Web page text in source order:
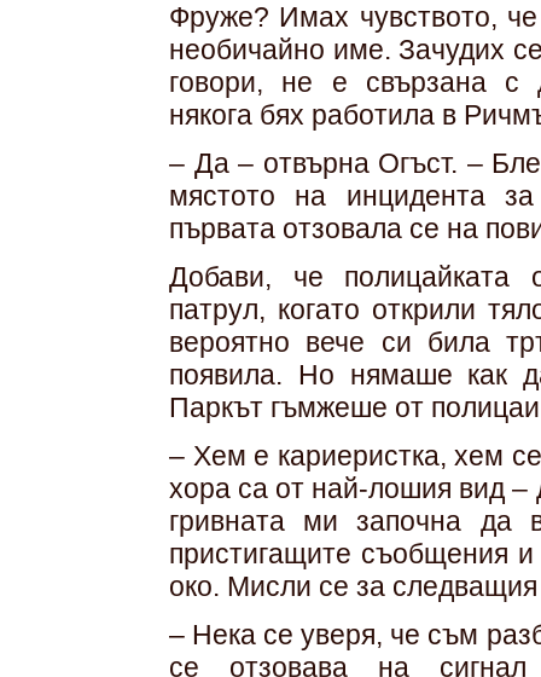
Фруже? Имах чувството,
необичайно име. Зачудих
говори, не е свързана с
някога бях работила в
– Да – отвърна Огъст. –
мястото на инцидента
първата отзовала се на
Добави, че полицайката
патрул, когато открили
вероятно вече си била
появила. Но нямаше как
Паркът гъмжеше от
– Хем е кариеристка, хем
хора са от най-лошия вид –
гривната ми започна
пристигащите съобщения
око. Мисли се за
– Нека се уверя, че съм
се отзовава на